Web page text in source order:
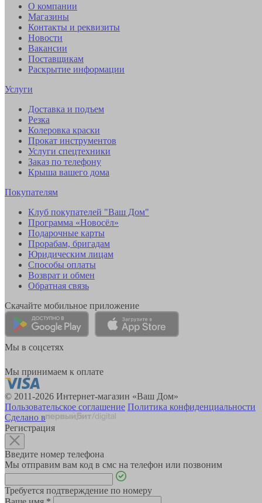
О компании
Магазины
Контакты и реквизиты
Новости
Вакансии
Поставщикам
Раскрытие информации
Услуги
Доставка и подъем
Резка
Колеровка краски
Прокат инструментов
Услуги спецтехники
Заказ по телефону
Крыша вашего дома
Покупателям
Клуб покупателей "Ваш Дом"
Программа «Новосёл»
Подарочные карты
Прорабам, бригадам
Юридическим лицам
Способы оплаты
Возврат и обмен
Обратная связь
Скачайте мобильное приложение
Мы в соцсетях
Мы принимаем к оплате
© 2011-2026 Интернет-магазин «Ваш Дом»
Пользовательское соглашение Политика конфиденциальности
Сделано в
Регистрация
Введите номер телефона
Мы отправим вам код в смс на телефон или позвоним
Требуется подтверждение по номеру